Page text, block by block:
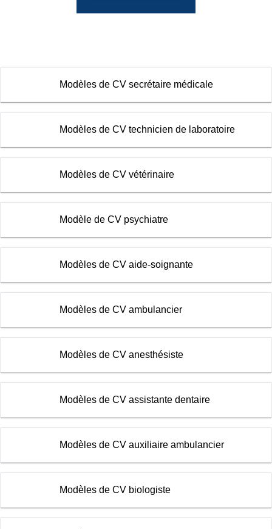
Modèles de CV secrétaire médicale
Modèles de CV technicien de laboratoire
Modèles de CV vétérinaire
Modèle de CV psychiatre
Modèles de CV aide-soignante
Modèles de CV ambulancier
Modèles de CV anesthésiste
Modèles de CV assistante dentaire
Modèles de CV auxiliaire ambulancier
Modèles de CV biologiste